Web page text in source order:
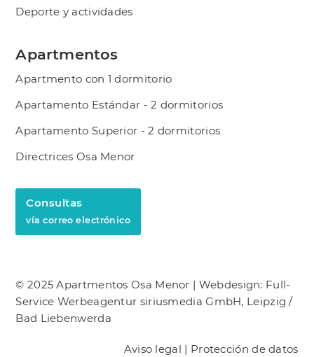
Deporte y actividades
Apartmentos
Apartmento con 1 dormitorio
Apartamento Estándar - 2 dormitorios
Apartamento Superior - 2 dormitorios
Directrices Osa Menor
Consultas
vía correo electrónico
© 2025 Apartmentos Osa Menor | Webdesign: Full-
Service Werbeagentur siriusmedia GmbH, Leipzig /
Bad Liebenwerda
Aviso legal | Protección de datos